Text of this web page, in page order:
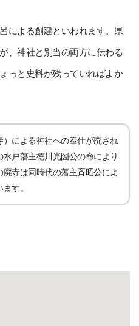
による創建といわれます。県
、神社と別当の両方に伝わる
っと史料が残っていればよか
）による神社への奉仕が廃され
水戸藩主徳川光圀公の命により
廃寺は同時代の藩主斉昭公によ
す。